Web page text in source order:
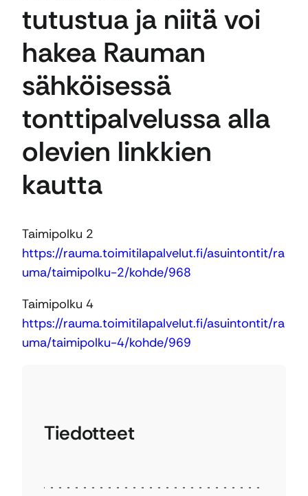
tutustua ja niitä voi
hakea Rauman
sähköisessä
tonttipalvelussa alla
olevien linkkien
kautta
Taimipolku 2
https://rauma.toimitilapalvelut.fi/asuintontit/ra
uma/taimipolku-2/kohde/968
Taimipolku 4
https://rauma.toimitilapalvelut.fi/asuintontit/ra
uma/taimipolku-4/kohde/969
Tiedotteet